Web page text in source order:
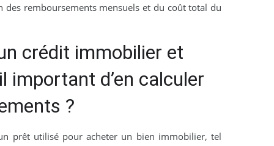
des remboursements mensuels et du coût total du
crédit immobilier et
important d’en calculer
?
prêt utilisé pour acheter un bien immobilier, tel